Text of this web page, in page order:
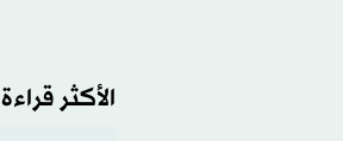
الأكثر قراءة